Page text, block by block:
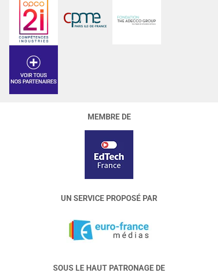
MEMBRE DE
UN SERVICE PROPOSÉ PAR
SOUS LE HAUT PATRONAGE DE